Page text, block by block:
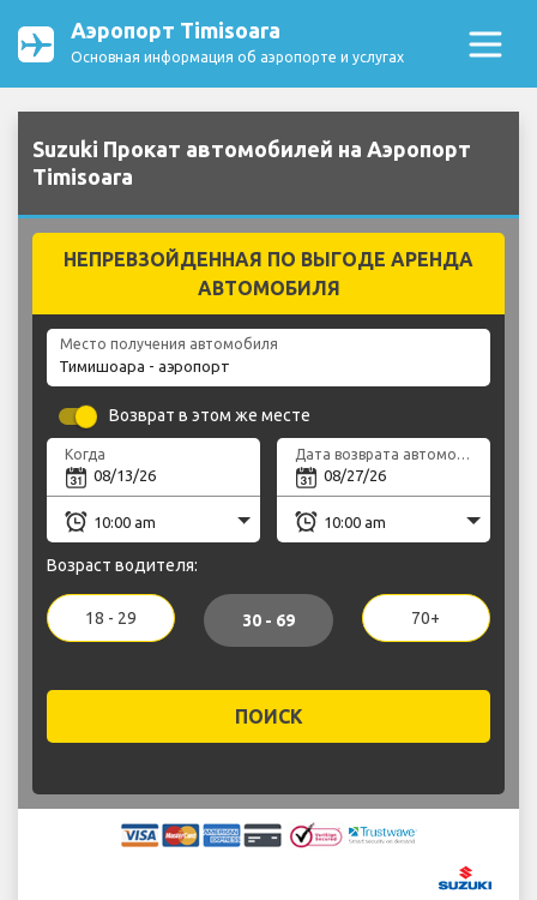
Аэропорт Timisoara
Основная информация об аэропорте и услугах
Suzuki Прокат автомобилей на Аэропорт
Timisoara
НЕПРЕВЗОЙДЕННАЯ ПО ВЫГОДЕ АРЕНДА
АВТОМОБИЛЯ
Место получения автомобиля
Возврат в этом же месте
Когда Дата возврата автомобиля
Возраст водителя:
18 - 29 30 - 69 70+
ПОИСК